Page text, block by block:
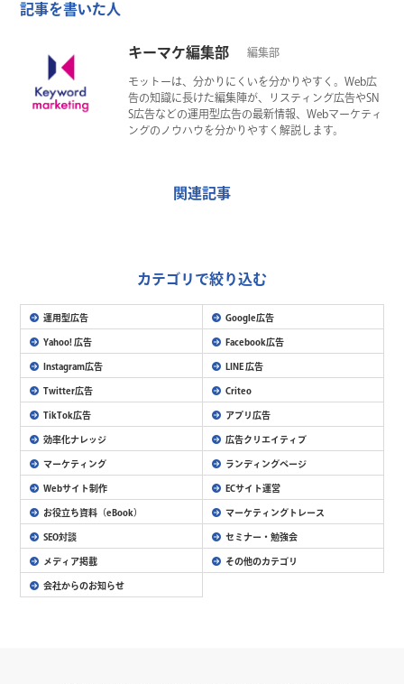
記事を書いた人
キーマケ編集部 編集部
モットーは、分かりにくいを分かりやすく。Web広
告の知識に長けた編集陣が、リスティング広告やSN
S広告などの運用型広告の最新情報、Webマーケティ
ングのノウハウを分かりやすく解説します。
関連記事
カテゴリで絞り込む
運用型広告 Google広告
Yahoo! 広告 Facebook広告
Instagram広告 LINE 広告
Twitter広告 Criteo
TikTok広告 アプリ広告
効率化ナレッジ 広告クリエイティブ
マーケティング ランディングページ
Webサイト制作 ECサイト運営
お役立ち資料（eBook） マーケティングトレース
SEO対談 セミナー・勉強会
メディア掲載 その他のカテゴリ
会社からのお知らせ